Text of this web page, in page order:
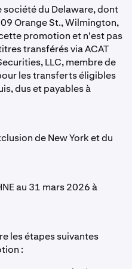
société du Delaware, dont
Orange St., Wilmington,
promotion et n'est pas
transférés via ACAT
LLC, membre de
les transferts éligibles
dus et payables à
de New York et du
au 31 mars 2026 à
les étapes suivantes
: